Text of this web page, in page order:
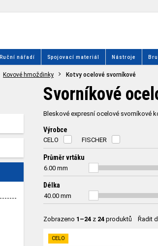
Ruční nářadí Spojovací materiál Nástroje
Kovové hmoždinky Kotvy ocelové svorníkové
Svorníkové
Bleskové expresní ocelové svorníkové
Výrobce
CELO FISCHER
Průměr vrtáku
6.00 mm
Délka
40.00 mm
Zobrazeno 1–24 z 24 produktů Řadit
CELO